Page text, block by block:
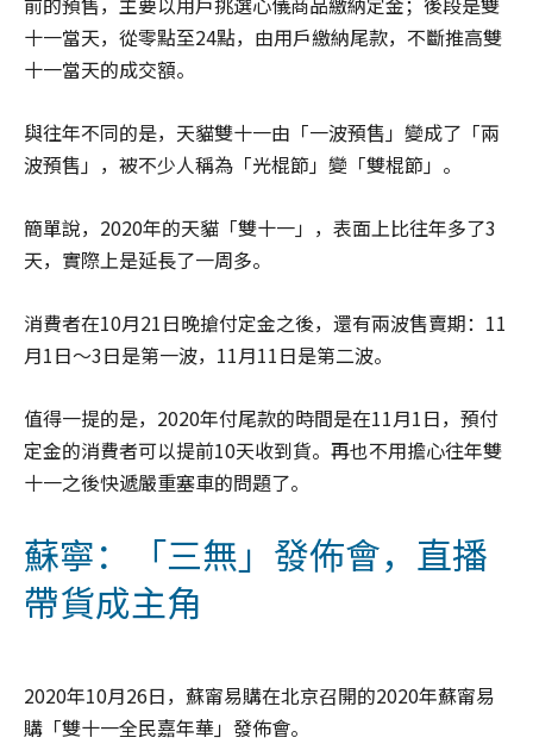
十一當天，從零點至24點，由用戶繳納尾款，不斷推高雙
十一當天的成交額。
與往年不同的是，天貓雙十一由「一波預售」變成了「兩
波預售」，被不少人稱為「光棍節」變「雙棍節」。
簡單說，2020年的天貓「雙十一」，表面上比往年多了3
天，實際上是延長了一周多。
消費者在10月21日晚搶付定金之後，還有兩波售賣期：11
月1日～3日是第一波，11月11日是第二波。
值得一提的是，2020年付尾款的時間是在11月1日，預付
定金的消費者可以提前10天收到貨。再也不用擔心往年雙
十一之後快遞嚴重塞車的問題了。
蘇寧：「三無」發佈會，直播
帶貨成主角
2020年10月26日，蘇甯易購在北京召開的2020年蘇甯易
購「雙十一全民嘉年華」發佈會。